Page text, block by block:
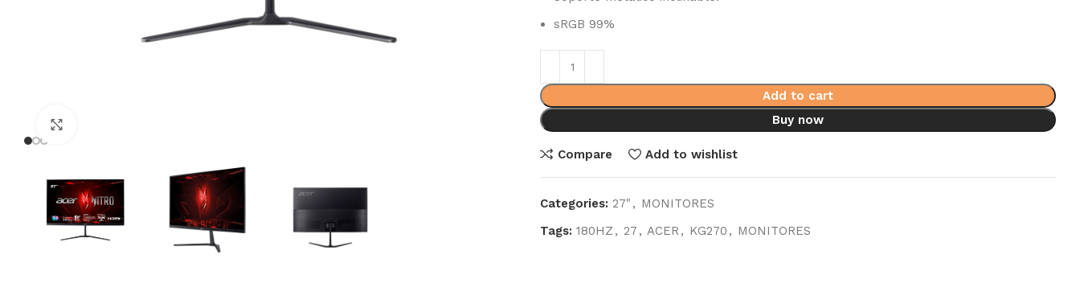
sRGB 99%
Add to cart
Buy now
Compare Add to wishlist
Categories: 27" , MONITORES
Tags: 180HZ , 27 , ACER, KG270 , MONITORES